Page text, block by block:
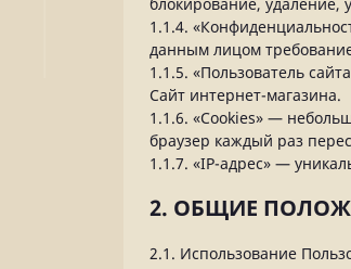
1.1.4.
данным лицом
1.1.5. «Пользователь
Сайт интернет-магазина.
1.1.6. «Cookies» —
браузер каждый раз
1.1.7. «IP-адрес» —
2. ОБЩИЕ
2.1. Использование